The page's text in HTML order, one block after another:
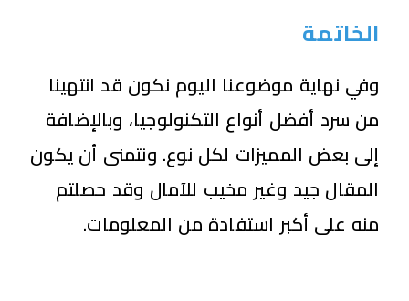
الخاتمة
وفي نهاية موضوعنا اليوم نكون قد انتهينا
من سرد أفضل أنواع التكنولوجيا، وبالإضافة
إلى بعض المميزات لكل نوع. ونتمنى أن يكون
المقال جيد وغير مخيب للآمال وقد حصلتم
منه على أكبر استفادة من المعلومات.